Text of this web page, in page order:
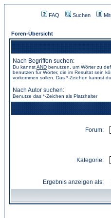
FAQ Suchen
Foren-Übersicht
Nach Begriffen suchen:
Du kannstAND benutzen, um Wörter zu
benutzen für Wörter, die im Resultat sein
vorkommen sollen. Das *-Zeichen kannst
Nach Autor suchen:
Benutze das *-Zeichen als Platzhalter
Forum:
Kategorie:
Ergebnis anzeigen als: